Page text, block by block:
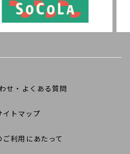
せ・よくある質問
イトマップ
ご利用にあたって